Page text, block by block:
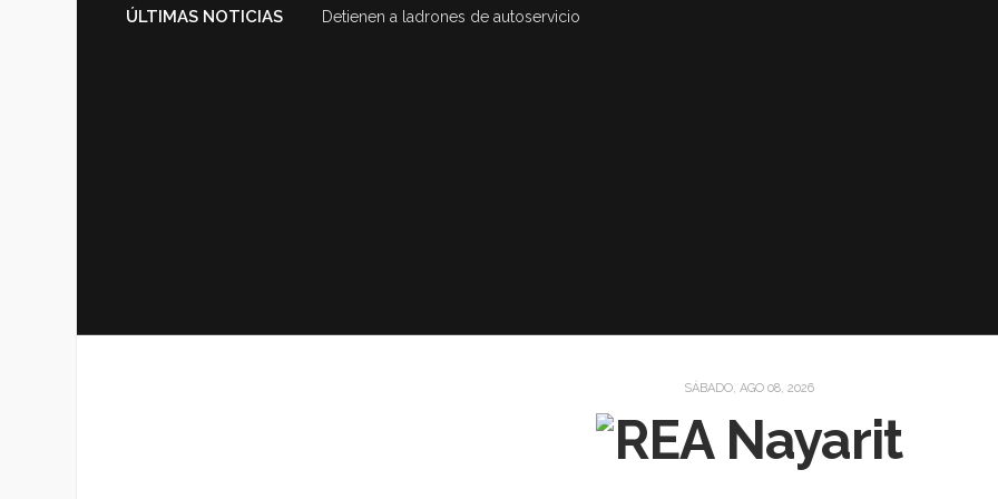
ÚLTIMAS NOTICIAS Detienen a ladrones de autoservicio
SÁBADO, AGO 08, 2026